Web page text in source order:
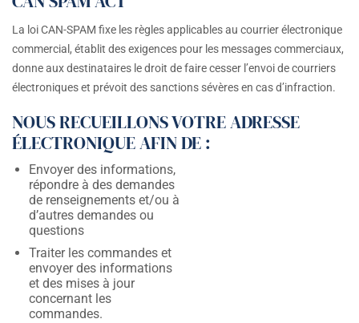
La loi CAN-SPAM fixe les règles applicables au courrier électronique
commercial, établit des exigences pour les messages commerciaux,
donne aux destinataires le droit de faire cesser l’envoi de courriers
électroniques et prévoit des sanctions sévères en cas d’infraction.
NOUS RECUEILLONS VOTRE ADRESSE
ÉLECTRONIQUE AFIN DE :
Envoyer des informations,
répondre à des demandes
de renseignements et/ou à
d’autres demandes ou
questions
Traiter les commandes et
envoyer des informations
et des mises à jour
concernant les
commandes.